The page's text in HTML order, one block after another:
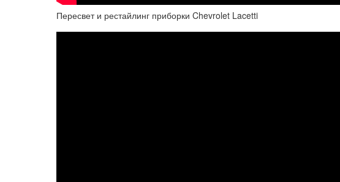
Пересвет и рестайлинг приборки Chevrolet Lacetti